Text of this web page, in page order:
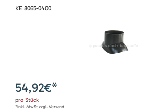
KE 8065-0400
54,92€*
pro Stück
*inkl. MwSt zzgl. Versand